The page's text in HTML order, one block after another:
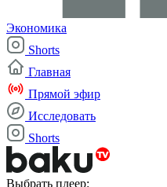
Экономика
Shorts
Главная
Прямой эфир
Исследовать
Shorts
Выбрать плеер: